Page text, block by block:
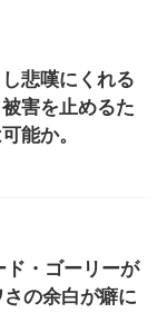
悲嘆にくれる
害を止めるた
能か。
ド・ゴーリーが
の余白が癖に